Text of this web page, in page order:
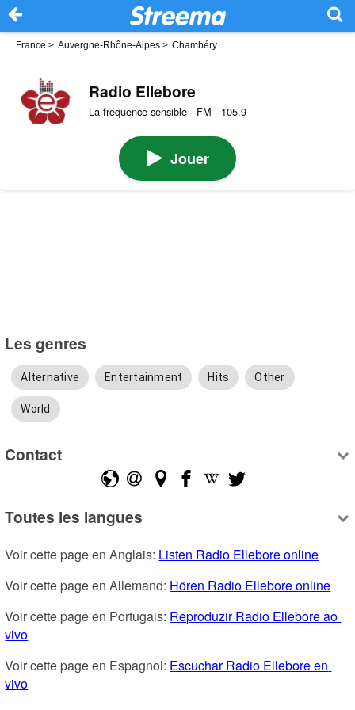
France > Auvergne-Rhône-Alpes > Chambéry
Radio Ellebore
La fréquence sensible · FM · 105.9
Jouer
Les genres
Alternative Entertainment Hits Other
World
Contact
Toutes les langues
Voir cette page en Anglais: Listen Radio Ellebore online
Voir cette page en Allemand: Hören Radio Ellebore online
Voir cette page en Portugais: Reproduzir Radio Ellebore ao
vivo
Voir cette page en Espagnol: Escuchar Radio Ellebore en
vivo